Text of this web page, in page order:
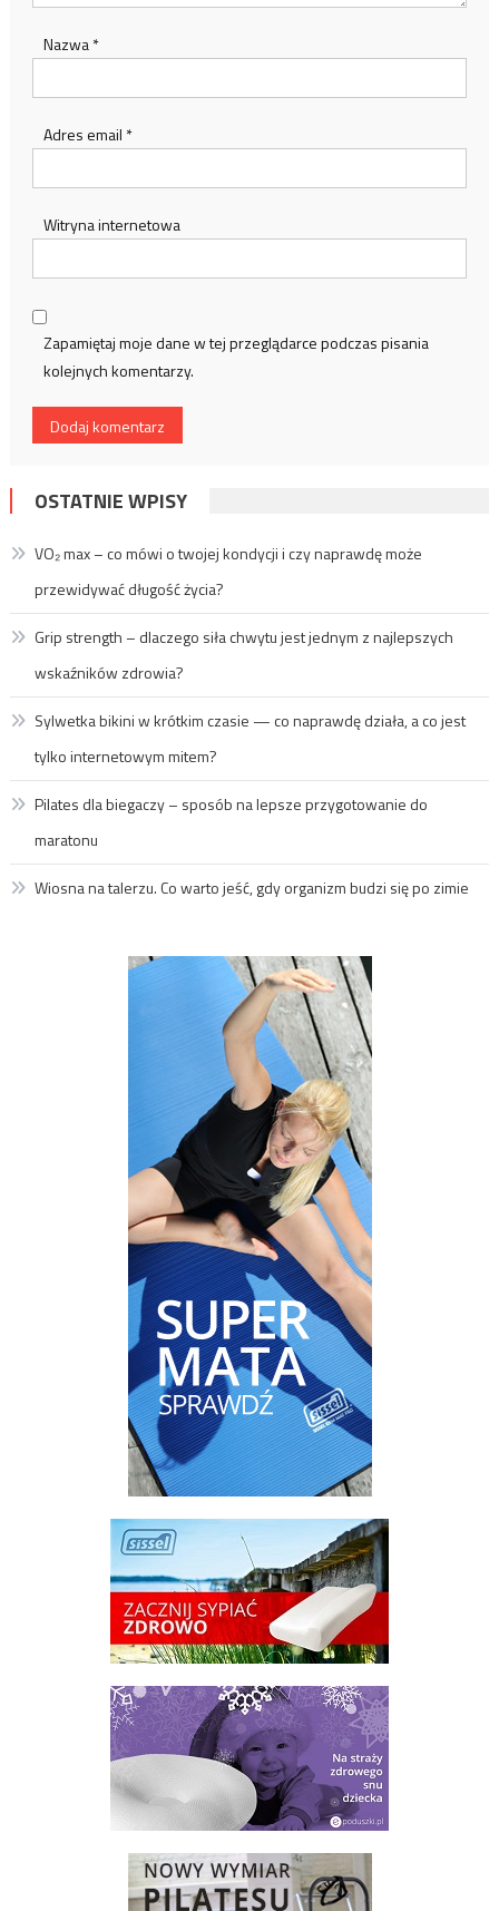
Nazwa*
Adres email *
Witryna internetowa
Zapamiętaj moje dane w tej przeglądarce podczas pisania
kolejnych komentarzy.
OSTATNIE WPISY
VO₂ max – co mówi o twojej kondycji i czy naprawdę może
przewidywać długość życia?
Grip strength – dlaczego siła chwytu jest jednym z najlepszych
wskaźników zdrowia?
Sylwetka bikini w krótkim czasie — co naprawdę działa, a co jest
tylko internetowym mitem?
Pilates dla biegaczy – sposób na lepsze przygotowanie do
maratonu
Wiosna na talerzu. Co warto jeść, gdy organizm budzi się po zimie